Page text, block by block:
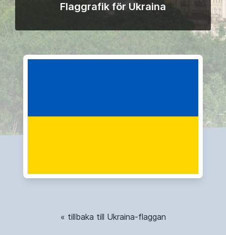
Flaggrafik för Ukraina
« tillbaka till Ukraina-flaggan